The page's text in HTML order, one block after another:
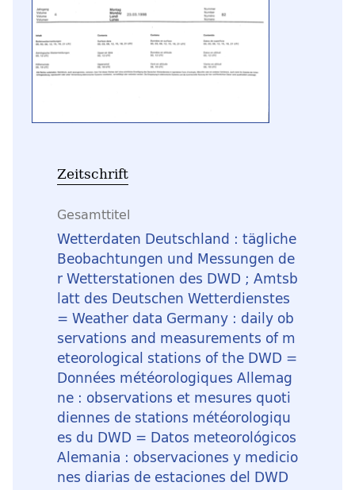
Zeitschrift
Gesamttitel
Wetterdaten Deutschland : tägliche
Beobachtungen und Messungen de
r Wetterstationen des DWD ; Amtsb
latt des Deutschen Wetterdienstes
= Weather data Germany : daily ob
servations and measurements of m
eteorological stations of the DWD =
Données météorologiques Allemag
ne : observations et mesures quoti
diennes de stations météorologiqu
es du DWD = Datos meteorológicos
Alemania : observaciones y medicio
nes diarias de estaciones del DWD